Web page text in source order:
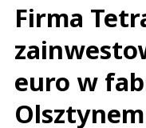
Firma
euro w